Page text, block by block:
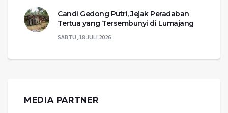
Candi Gedong Putri, Jejak Peradaban
Tertua yang Tersembunyi di Lumajang
SABTU, 18 JULI 2026
MEDIA PARTNER